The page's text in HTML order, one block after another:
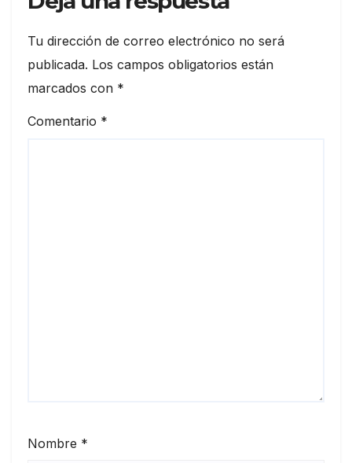
Tu dirección de correo electrónico no será
publicada. Los campos obligatorios están
marcados con *
Comentario *
Nombre *